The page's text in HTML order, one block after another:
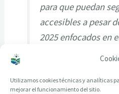
Utilizamos cookies técnicas y analíticas
mejorar el funcionamiento del sitio.
para que puedan
accesibles a pesar
2025 enfocados en